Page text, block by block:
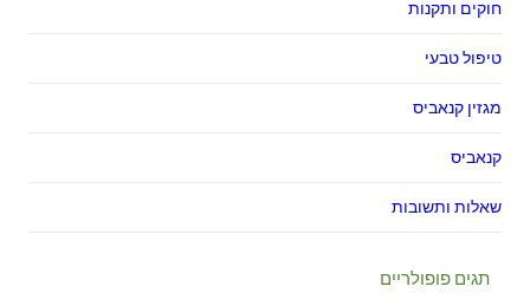
חוקים ותקנות
טיפול טבעי
מגזין קנאביס
קנאביס
שאלות ותשובות
תגים פופולריים